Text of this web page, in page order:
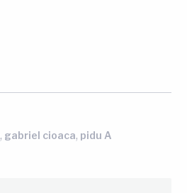
, gabriel cioaca, pidu A